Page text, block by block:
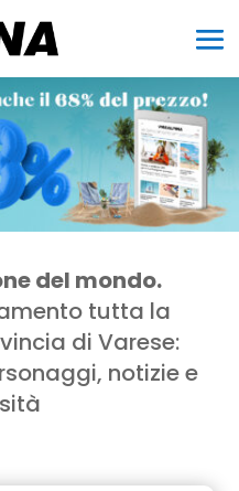
del mondo.
tutta la
di Varese:
notizie e